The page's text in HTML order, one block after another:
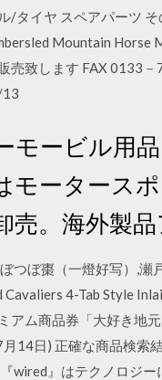
/タイヤ スペアパーツ
Mountain Horse
売致します FAX 0133
モービル用
モータース
売。海外製
つぼ棗（一燈好写）,
Cavaliers 4-Tab Style
アム商品券「大好き地
14日) 正確な商品検索
wired』はテクノロジ